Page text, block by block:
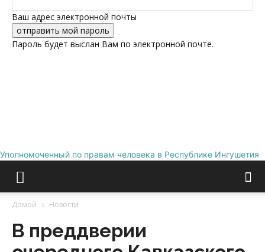
Ваш адрес электронной почты
Пароль будет выслан Вам по электронной почте.
Уполномоченный по правам человека в Республике Ингушетия
Домой Новости
В преддверии